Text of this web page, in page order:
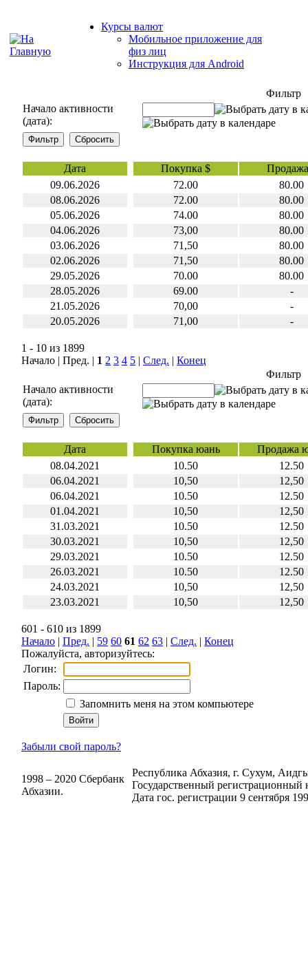
Курсы валют
Мобильное приложение для
физ лиц
Инструкция для Android
Фильтр
Начало активности
(дата):
Дата Покупка $
09.06.2026
72.00
80.00
08.06.2026
72.00
80.00
05.06.2026
74.00
80.00
04.06.2026
73,00
80.00
03.06.2026
71,50
80.00
02.06.2026
71,50
80.00
29.05.2026
70.00
80.00
28.05.2026
69.00
-
21.05.2026
70,00
-
20.05.2026
71,00 -
1 - 10 из 1899
Начало | Пред. | 1 2 3 4 5 | След. | Конец
Фильтр
Начало активности
(дата):
Дата Покупка юань
Продажа
08.04.2021
10.50
12.50
06.04.2021
10,50
12,50
06.04.2021
10.50
12.50
01.04.2021
10,50
12,50
31.03.2021
10.50
12.50
30.03.2021
10,50
12,50
29.03.2021
10.50
12.50
26.03.2021
10.50
12.50
24.03.2021
10,50
12,50
23.03.2021
10,50 12,50
601 - 610 из 1899
Начало | Пред. | 59 60 61 62 63 | След. | Конец
Пожалуйста, авторизуйтесь:
Логин:
Пароль:
Запомнить меня на этом компьютере
Забыли свой пароль?
1998 – 2020 Сбербанк
Абхазии.
Республика Абхазия, г. Сухум,
Государственный регистрационный
Дата гос. регистрации 9 сентября